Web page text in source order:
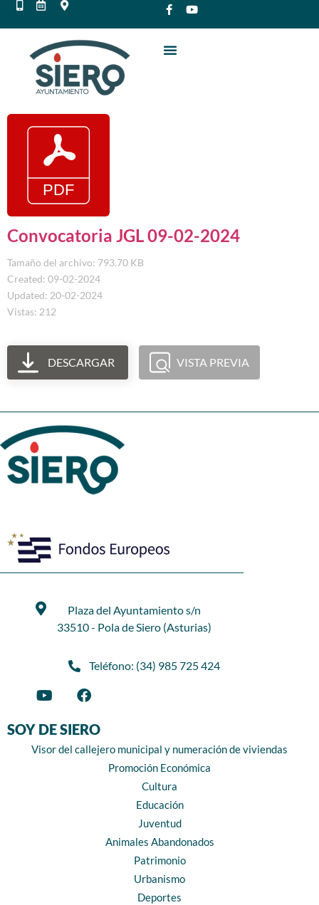
Convocatoria JGL 09-02-2024
Tamaño del archivo: 793.70 KB
Created: 09-02-2024
Updated: 20-02-2024
Vistas: 212
DESCARGAR VISTA PREVIA
Plaza del Ayuntamiento s/n
33510 - Pola de Siero (Asturias)
Teléfono: (34) 985 725 424
SOY DE SIERO
Visor del callejero municipal y numeración de viviendas
Promoción Económica
Cultura
Educación
Juventud
Animales Abandonados
Patrimonio
Urbanismo
Deportes